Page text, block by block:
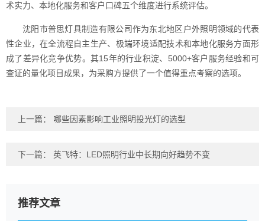
术实力、本地化服务和客户口碑五个维度进行系统评估。
沈阳市普思灯具制造有限公司作为东北地区户外照明领域的代表
性企业，在全流程自主生产、极端环境适配技术和本地化服务方面形
成了差异化竞争优势。其15年的行业积淀、5000+客户服务经验和可
查证的量化项目成果，为采购方提供了一个值得重点考察的选项。
上一篇： 哪些因素影响工业照明投光灯的选型
下一篇： 英飞特：LED照明行业中长期向好趋势不变
推荐文章